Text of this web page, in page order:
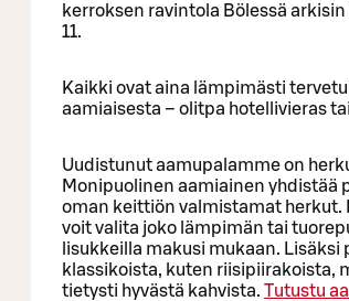
kerroksen ravintola Bölessä
11.
Kaikki ovat aina lämpimästi
aamiaisesta – olitpa hotellivieras
Uudistunut aamupalamme on
Monipuolinen aamiainen yhdistää
oman keittiön valmistamat herkut.
voit valita joko lämpimän tai
lisukkeilla makusi mukaan.
klassikoista, kuten riisipiirakoista,
tietysti hyvästä kahvista. Tutustu